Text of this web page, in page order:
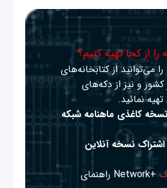
را از کجا تهیه کنیم؟
می‌توانید از کتابخانه‌های
و نیز از دکه‌های
نمائید.
کاغذی ماهنامه شبکه
نسخه آنلاین
+Network راهنمای